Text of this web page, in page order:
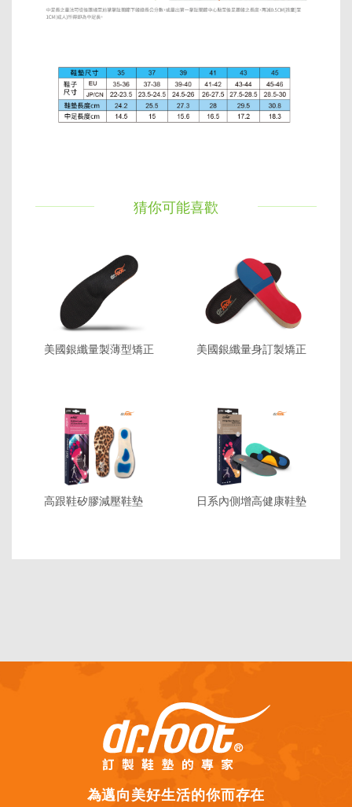
猜你可能喜歡
美國銀纖量製薄型矯正
美國銀纖量身訂製矯正
高跟鞋矽膠減壓鞋墊 日系內側增高健康鞋墊
為邁向美好生活的你而存在